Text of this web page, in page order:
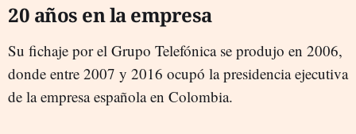
20 años en la empresa
Su fichaje por el Grupo Telefónica se produjo en 2006,
donde entre 2007 y 2016 ocupó la presidencia ejecutiva
de la empresa española en Colombia.